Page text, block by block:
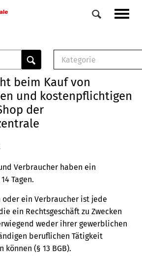
Veranstaltungen
0
Elemente
Kategorie
Musterbrief (RTF)
E-Broschüre
beim Kauf von
und kostenpflichtigen
der
Verbraucher haben ein
Tagen.
oder ein Verbraucher ist jede
ein Rechtsgeschäft zu Zwecken
weder ihrer gewerblichen
beruflichen Tätigkeit
können (§ 13 BGB).